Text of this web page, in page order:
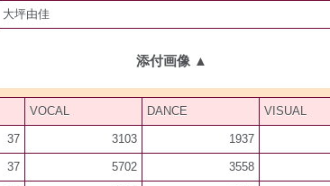
大坪由佳
添付画像 ▲
VOCAL DANCE VISUAL
37 3103 1937
37 5702 3558